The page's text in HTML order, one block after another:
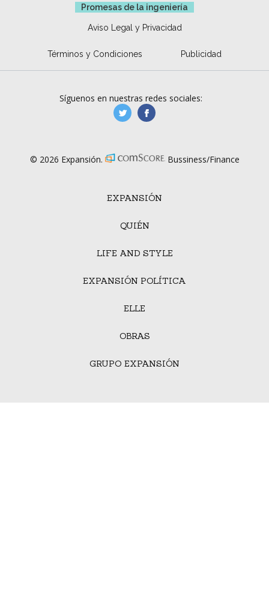
Promesas de la ingeniería
Aviso Legal y Privacidad
Términos y Condiciones Publicidad
EXPANSIÓN
QUIÉN
LIFE AND STYLE
EXPANSIÓN POLÍTICA
ELLE
OBRAS
GRUPO EXPANSIÓN
Síguenos en nuestras redes sociales:
manufacturaGE
© 2026 Expansión. Bussiness/Finance